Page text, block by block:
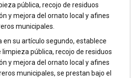
pública, recojo de residuos
y mejora del ornato local y afines
municipales.
en su artículo segundo, establece
limpieza pública, recojo de residuos
y mejora del ornato local y afines
municipales, se prestan bajo el